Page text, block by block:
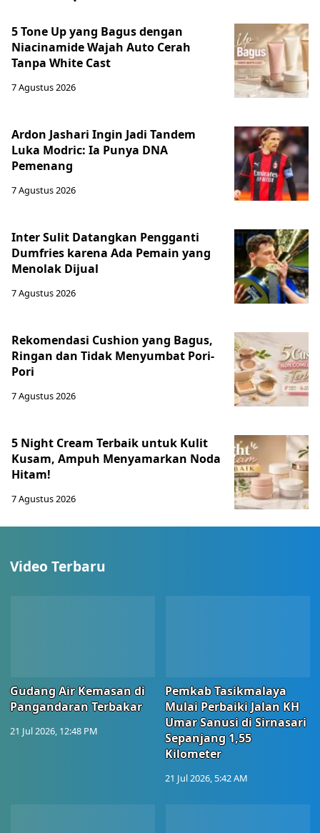
5 Tone Up yang Bagus dengan
Niacinamide Wajah Auto Cerah
Tanpa White Cast
7 Agustus 2026
Ardon Jashari Ingin Jadi Tandem
Luka Modric: Ia Punya DNA
Pemenang
7 Agustus 2026
Inter Sulit Datangkan Pengganti
Dumfries karena Ada Pemain yang
Menolak Dijual
7 Agustus 2026
Rekomendasi Cushion yang Bagus,
Ringan dan Tidak Menyumbat Pori-
Pori
7 Agustus 2026
5 Night Cream Terbaik untuk Kulit
Kusam, Ampuh Menyamarkan Noda
Hitam!
7 Agustus 2026
Video Terbaru
Gudang Air Kemasan di
Pangandaran Terbakar
21 Jul 2026, 12:48 PM
Pemkab Tasikmalaya
Mulai Perbaiki Jalan KH
Umar Sanusi di Sirnasari
Sepanjang 1,55
Kilometer
21 Jul 2026, 5:42 AM